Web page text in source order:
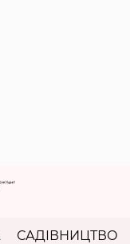
САДІВНИЦТВО